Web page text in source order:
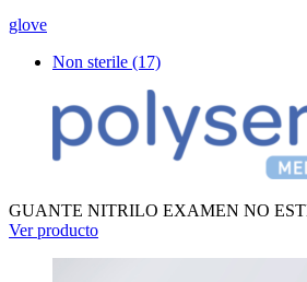
glove
Non sterile (17)
GUANTE NITRILO EXAMEN NO
Ver producto